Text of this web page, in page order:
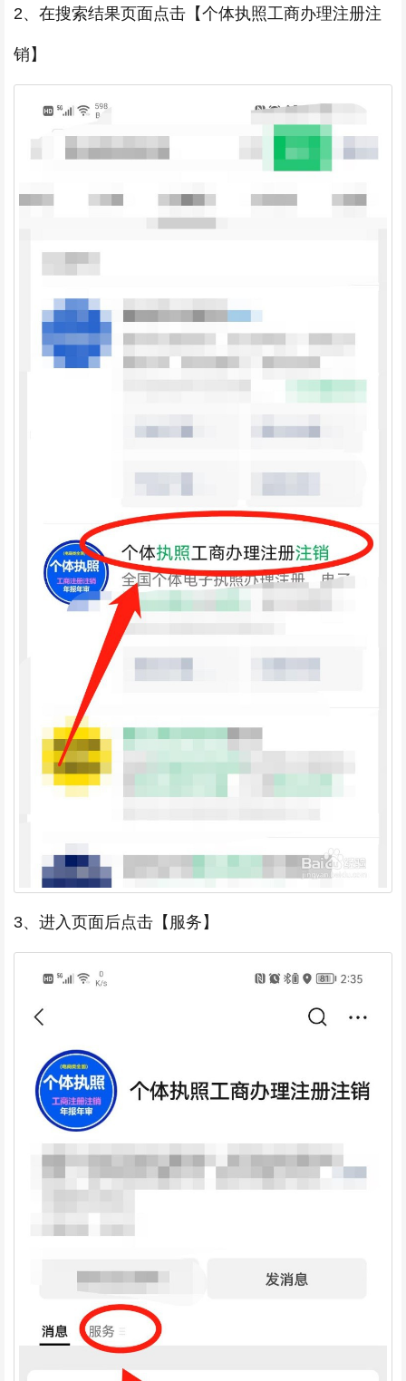
2、在搜索结果页面点击【个体执照工商办理注册注
销】
3、进入页面后点击【服务】